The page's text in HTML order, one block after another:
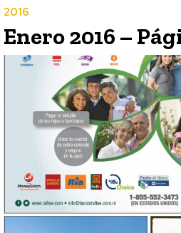
2016
Enero 2016 –